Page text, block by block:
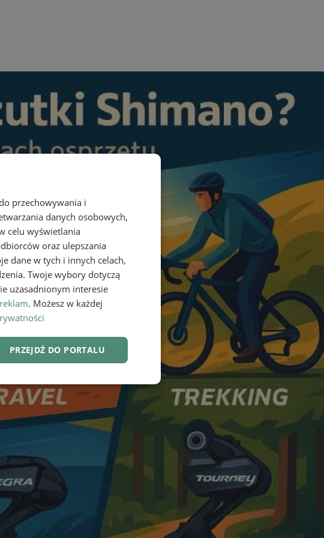
przechowywania i
danych osobowych,
celu wyświetlania
oraz ulepszania
dane w tych i innych celach,
Twoje wybory dotyczą
uzasadnionym interesie
. Możesz w każdej
PRZEJDŹ DO PORTALU
Funkcjonalność
takich jak logowanie użytkownika i
internetowej.